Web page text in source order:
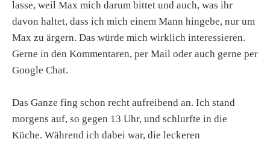
lasse, weil Max mich darum bittet und auch, was ihr
davon haltet, dass ich mich einem Mann hingebe, nur um
Max zu ärgern. Das würde mich wirklich interessieren.
Gerne in den Kommentaren, per Mail oder auch gerne per
Google Chat.
Das Ganze fing schon recht aufreibend an. Ich stand
morgens auf, so gegen 13 Uhr, und schlurfte in die
Küche. Während ich dabei war, die leckeren